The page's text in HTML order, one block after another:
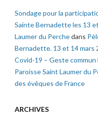
Sondage pour la
Sainte Bernadette les 13
Laumer du Perchedans
Bernadette. 13 et 14 mars
Covid-19 – Geste commun
Paroisse Saint Laumer du
des évêques de France
ARCHIVES